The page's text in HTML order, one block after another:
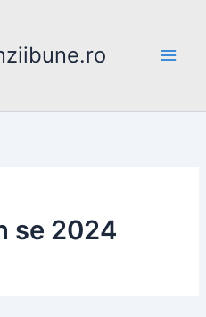
se 2024